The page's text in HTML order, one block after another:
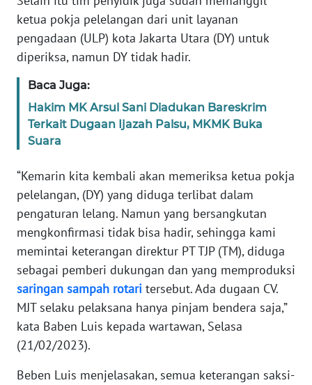
ketua pokja pelelangan dari unit layanan
pengadaan (ULP) kota Jakarta Utara (DY) untuk
diperiksa, namun DY tidak hadir.
Baca Juga:
Hakim MK Arsul Sani Diadukan Bareskrim
Terkait Dugaan Ijazah Palsu, MKMK Buka
Suara
“Kemarin kita kembali akan memeriksa ketua pokja
pelelangan, (DY) yang diduga terlibat dalam
pengaturan lelang. Namun yang bersangkutan
mengkonfirmasi tidak bisa hadir, sehingga kami
memintai keterangan direktur PT TJP (TM), diduga
sebagai pemberi dukungan dan yang memproduksi
saringan sampah rotari tersebut. Ada dugaan CV.
MJT selaku pelaksana hanya pinjam bendera saja,”
kata Baben Luis kepada wartawan, Selasa
(21/02/2023).
Beben Luis menjelasakan, semua keterangan saksi-
IKLAN
TENTANG
KAMI
PEDOMAN
MEDIA
SIBER
REDAKSI
KARIR
DISCLAIMER
Wahana
News
Regional
SUMUT